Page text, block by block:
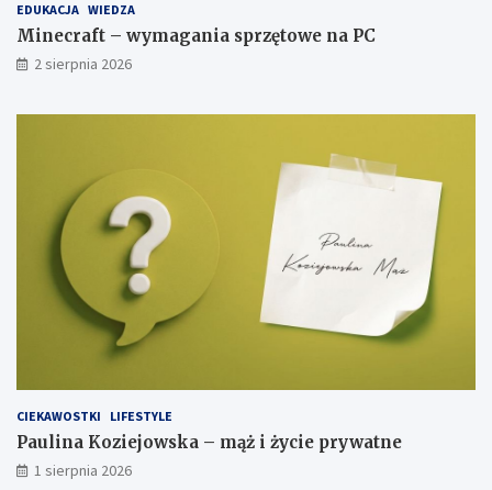
EDUKACJA WIEDZA
Minecraft – wymagania sprzętowe na PC
2 sierpnia 2026
CIEKAWOSTKI LIFESTYLE
Paulina Koziejowska – mąż i życie prywatne
1 sierpnia 2026